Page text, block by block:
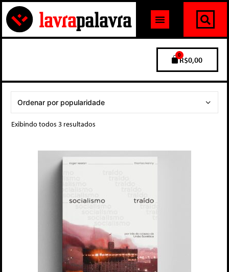
R$0,00
0
Exibindo todos 3 resultados